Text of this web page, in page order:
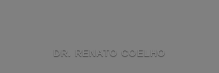
DR. RENATO COELHO